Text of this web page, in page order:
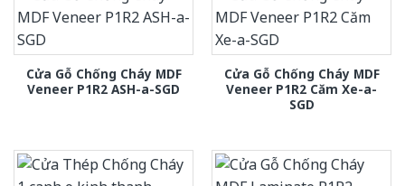
Cửa Gỗ Chống Cháy MDF
Veneer P1R2 ASH-a-SGD
Cửa Gỗ Chống Cháy MDF
Veneer P1R2 Căm Xe-a-
SGD